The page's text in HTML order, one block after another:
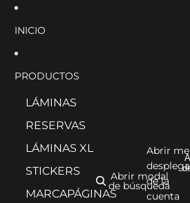
INICIO
PRODUCTOS
LÁMINAS
RESERVAS
LÁMINAS XL
STICKERS
MARCAPÁGINAS
Abrir modal
de búsqueda
Abrir
de la
cuenta